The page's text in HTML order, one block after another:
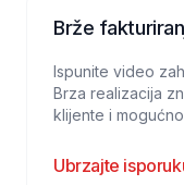
Brže
Ispunite video
Brza realizacija
klijente i
Ubrzajte